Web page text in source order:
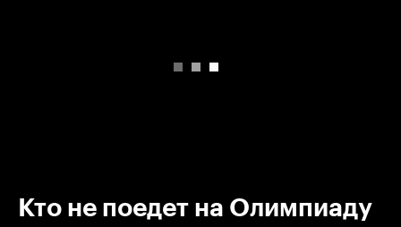
Кто не поедет на Олимпиаду